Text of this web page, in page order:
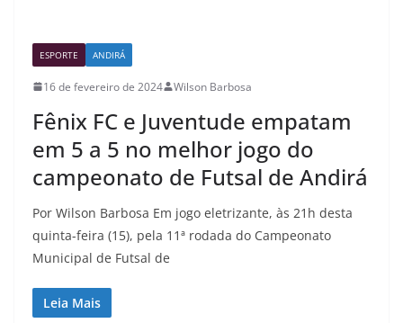
ESPORTE ANDIRÁ
16 de fevereiro de 2024 Wilson Barbosa
Fênix FC e Juventude empatam
em 5 a 5 no melhor jogo do
campeonato de Futsal de Andirá
Por Wilson Barbosa Em jogo eletrizante, às 21h desta
quinta-feira (15), pela 11ª rodada do Campeonato
Municipal de Futsal de
Leia Mais